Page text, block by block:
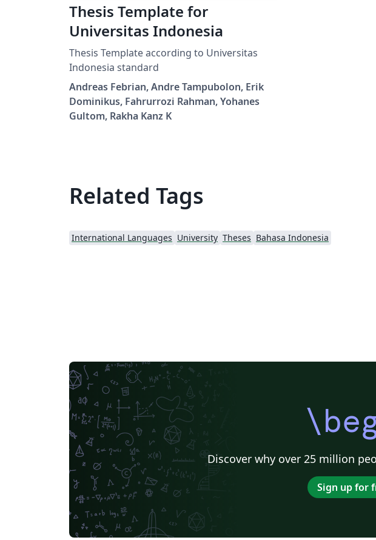
Thesis Template for
Universitas Indonesia
Thesis Template according to Universitas
Indonesia standard
Andreas Febrian, Andre Tampubolon, Erik
Dominikus, Fahrurrozi Rahman, Yohanes
Gultom, Rakha Kanz K
Related Tags
International Languages University Theses Bahasa Indonesia
Discover why over 25 million
Sign up for